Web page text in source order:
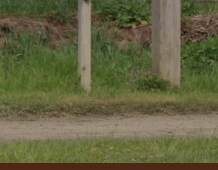
Start
Birkenhof
Reitschule
Pferdehaltung
Mediathek